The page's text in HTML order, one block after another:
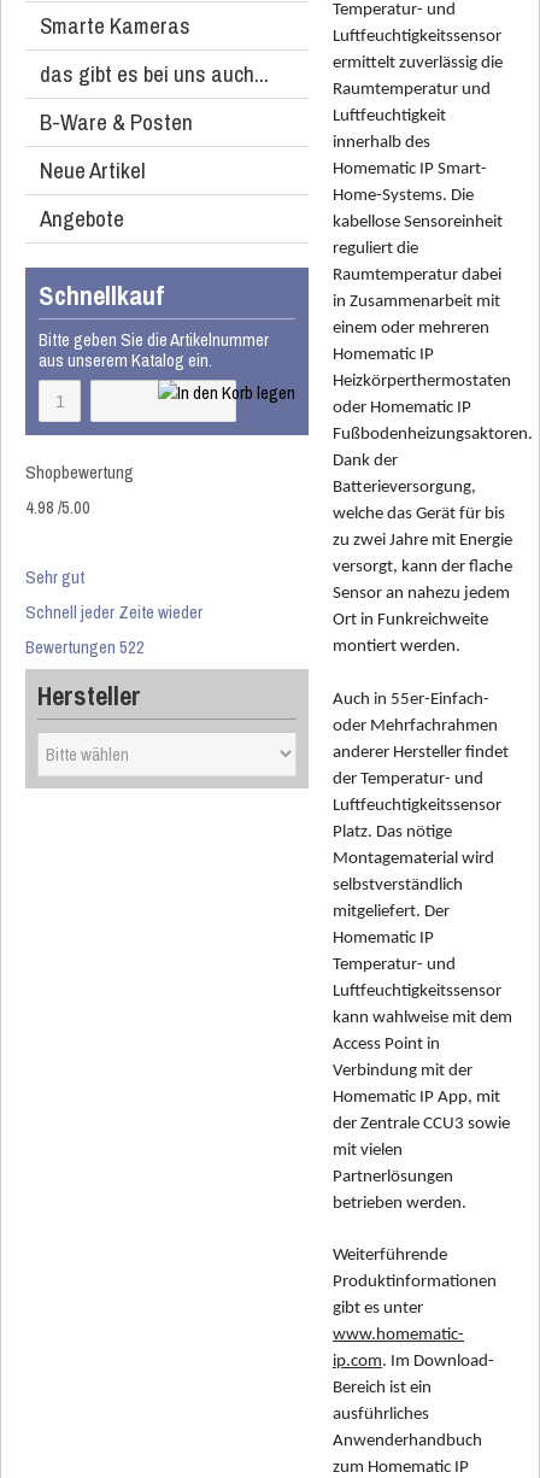
Smarte Kameras
das gibt es bei uns auch...
B-Ware & Posten
Neue Artikel
Angebote
Schnellkauf
Bitte geben Sie die Artikelnummer
aus unserem Katalog ein.
Shopbewertung
4.98/5.00
Sehr gut
Schnell jeder Zeite wieder
Bewertungen 522
Hersteller
Temperatur- und
Luftfeuchtigkeitssensor
ermittelt zuverlässig die
Raumtemperatur und
Luftfeuchtigkeit
innerhalb des
Homematic IP Smart-
Home-Systems. Die
kabellose Sensoreinheit
reguliert die
Raumtemperatur dabei
in Zusammenarbeit mit
einem oder mehreren
Homematic IP
Heizkörperthermostaten
oder Homematic IP
Fußbodenheizungsaktoren.
Dank der
Batterieversorgung,
welche das Gerät für bis
zu zwei Jahre mit Energie
versorgt, kann der flache
Sensor an nahezu jedem
Ort in Funkreichweite
montiert werden.
Auch in 55er-Einfach-
oder Mehrfachrahmen
anderer Hersteller findet
der Temperatur- und
Luftfeuchtigkeitssensor
Platz. Das nötige
Montagematerial wird
selbstverständlich
mitgeliefert. Der
Homematic IP
Temperatur- und
Luftfeuchtigkeitssensor
kann wahlweise mit dem
Access Point in
Verbindung mit der
Homematic IP App, mit
der Zentrale CCU3 sowie
mit vielen
Partnerlösungen
betrieben werden.
Weiterführende
Produktinformationen
gibt es unter
www.homematic-
ip.com. Im Download-
Bereich ist ein
ausführliches
Anwenderhandbuch
zum Homematic IP